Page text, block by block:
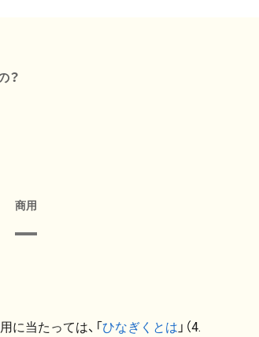
？
商用
に当たっては、「ひなぎくとは 」（4.